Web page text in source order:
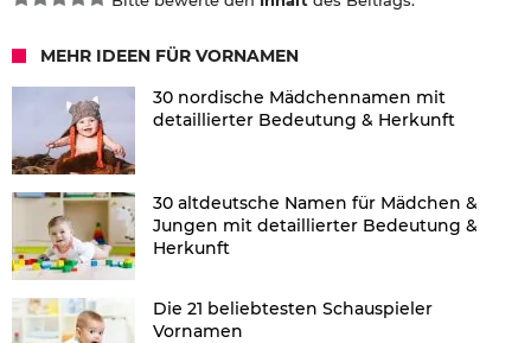
MEHR IDEEN FÜR VORNAMEN
30 nordische Mädchennamen mit
detaillierter Bedeutung & Herkunft
30 altdeutsche Namen für Mädchen &
Jungen mit detaillierter Bedeutung &
Herkunft
Die 21 beliebtesten Schauspieler
Vornamen